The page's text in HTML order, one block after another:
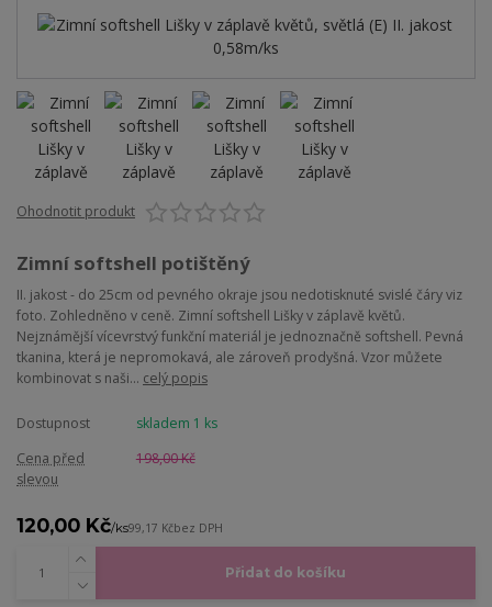
Ohodnotit produkt
Zimní softshell potištěný
II. jakost - do 25cm od pevného okraje jsou nedotisknuté svislé čáry viz
foto. Zohledněno v ceně. Zimní softshell Lišky v záplavě květů.
Nejznámější vícevrstvý funkční materiál je jednoznačně softshell. Pevná
tkanina, která je nepromokavá, ale zároveň prodyšná. Vzor můžete
kombinovat s naši... celý popis
Dostupnost
skladem 1 ks
Cena před
slevou
198,00 Kč
120,00 Kč/ks99,17 Kčbez DPH
Přidat do košíku